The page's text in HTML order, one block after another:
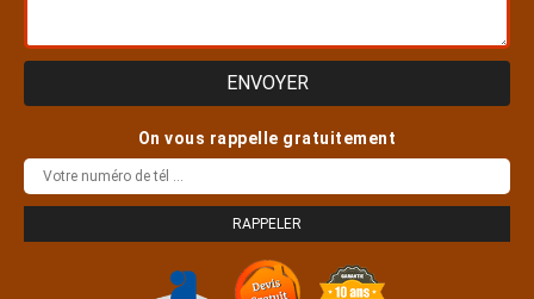
On vous rappelle gratuitement